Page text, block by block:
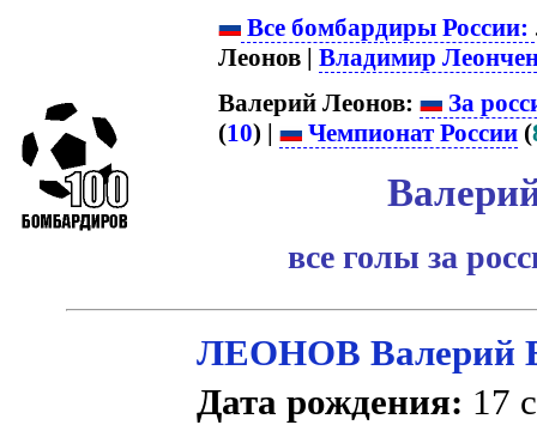
Все бомбардиры России:
Леонов | Владимир
Валерий Леонов:
За
(10) | Чемпионат России (
все голы за
ЛЕОНОВ Валерий
Дата рождения: 17